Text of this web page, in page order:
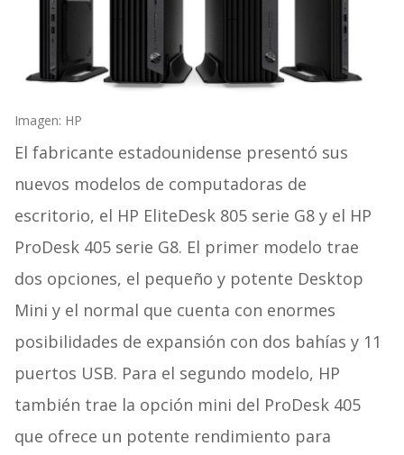
Imagen: HP
El fabricante estadounidense presentó sus
nuevos modelos de computadoras de
escritorio, el HP EliteDesk 805 serie G8 y el HP
ProDesk 405 serie G8. El primer modelo trae
dos opciones, el pequeño y potente Desktop
Mini y el normal que cuenta con enormes
posibilidades de expansión con dos bahías y 11
puertos USB. Para el segundo modelo, HP
también trae la opción mini del ProDesk 405
que ofrece un potente rendimiento para